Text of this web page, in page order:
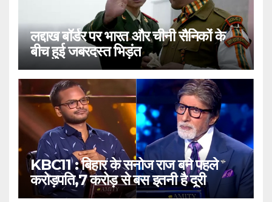
लद्दाख बॉर्डर पर भारत और चीनी सैनिकों के
बीच हुई जबरदस्त भिड़ंत
KBC11 : बिहार के सनोज राज बने पहले
करोड़पति,7 करोड़ से बस इतनी है दूरी